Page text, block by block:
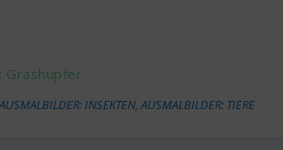
Grashüpfer
AUSMALBILDER: INSEKTEN,AUSMALBILDER: TIERE